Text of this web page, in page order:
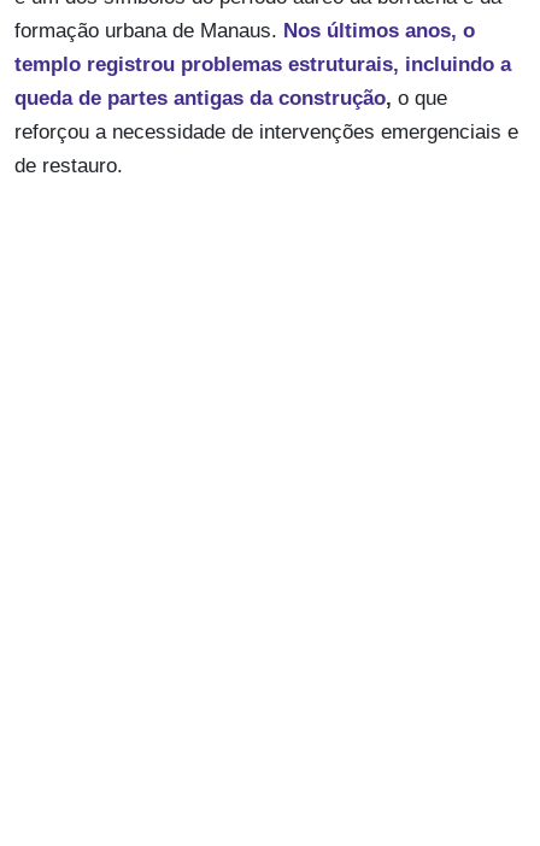
formação urbana de Manaus. Nos últimos anos, o
templo registrou problemas estruturais, incluindo a
queda de partes antigas da construção, o que
reforçou a necessidade de intervenções emergenciais e
de restauro.